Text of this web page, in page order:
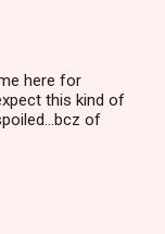
here for
this kind of
of